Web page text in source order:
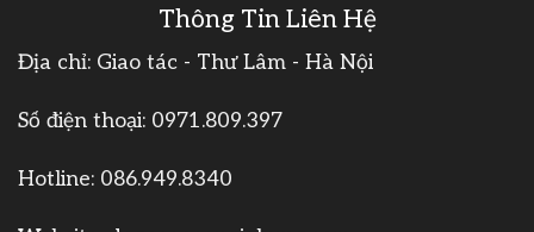
Thông Tin Liên Hệ
Địa chỉ: Giao tác - Thư Lâm - Hà Nội
Số điện thoại: 0971.809.397
Hotline: 086.949.8340